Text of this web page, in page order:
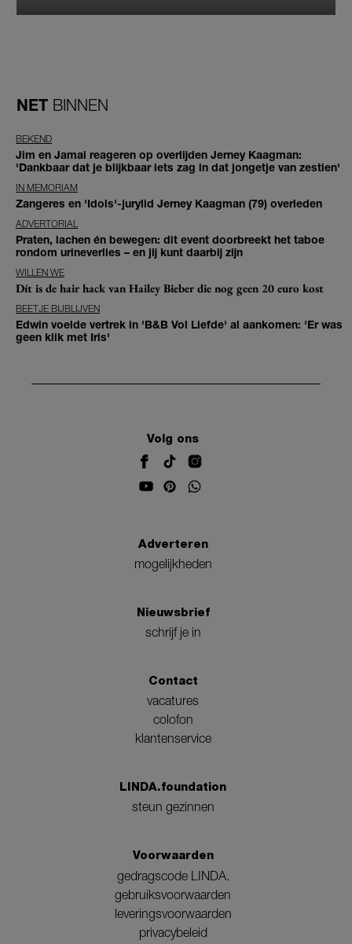
NET BINNEN
BEKEND
Jim en Jamai reageren op overlijden Jerney Kaagman:
'Dankbaar dat je blijkbaar iets zag in dat jongetje van zestien'
IN MEMORIAM
Zangeres en 'Idols'-jurylid Jerney Kaagman (79) overleden
ADVERTORIAL
Praten, lachen én bewegen: dit event doorbreekt het taboe
rondom urineverlies – en jij kunt daarbij zijn
WILLEN WE
Dít is de hair hack van Hailey Bieber die nog geen 20 euro kost
BEETJE BIJBLIJVEN
Edwin voelde vertrek in 'B&B Vol Liefde' al aankomen: 'Er was
geen klik met Iris'
Volg ons
Adverteren
mogelijkheden
Nieuwsbrief
schrijf je in
Contact
vacatures
colofon
klantenservice
LINDA.foundation
steun gezinnen
Voorwaarden
gedragscode LINDA.
gebruiksvoorwaarden
leveringsvoorwaarden
privacybeleid